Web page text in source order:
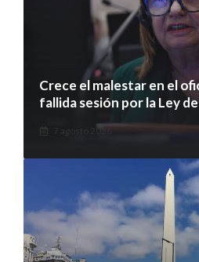
Crece el malestar en el
fallida sesión por la Ley
7 agosto 2026